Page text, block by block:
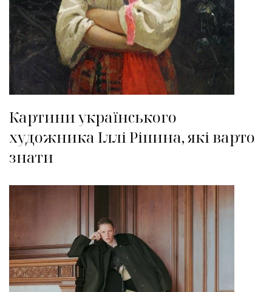
Картини українського
художника Іллі Ріпина, які варто
знати